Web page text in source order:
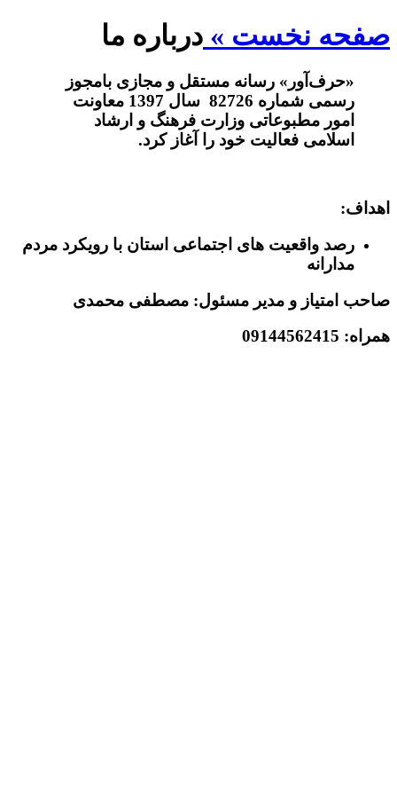
صفحه نخست » درباره ما
«حرف‌آور» رسانه مستقل و مجازی بامجوز
رسمی شماره 82726 سال 1397 معاونت
امور مطبوعاتی وزارت فرهنگ و ارشاد
اسلامی فعالیت خود را آغاز کرد.
اهداف:
رصد واقعیت های اجتماعی استان با رویکرد مردم
مدارانه
صاحب امتیاز و مدیر مسئول: مصطفی محمدی
همراه: